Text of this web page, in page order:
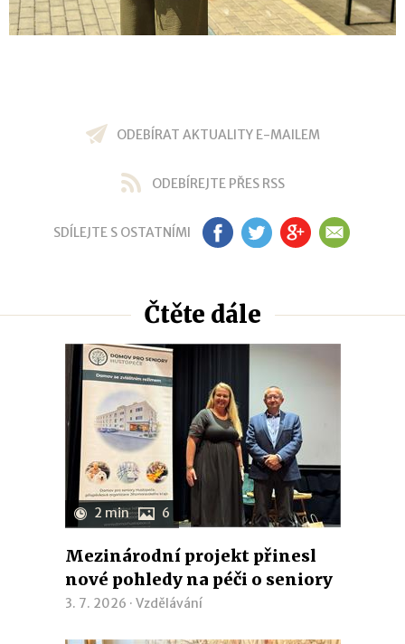
ODEBÍRAT AKTUALITY E-MAILEM
ODEBÍREJTE PŘES RSS
SDÍLEJTE S OSTATNÍMI FB TW GP EM
Čtěte dále
2 min 6
Mezinárodní projekt přinesl
nové pohledy na péči o seniory
3. 7. 2026 · Vzdělávání